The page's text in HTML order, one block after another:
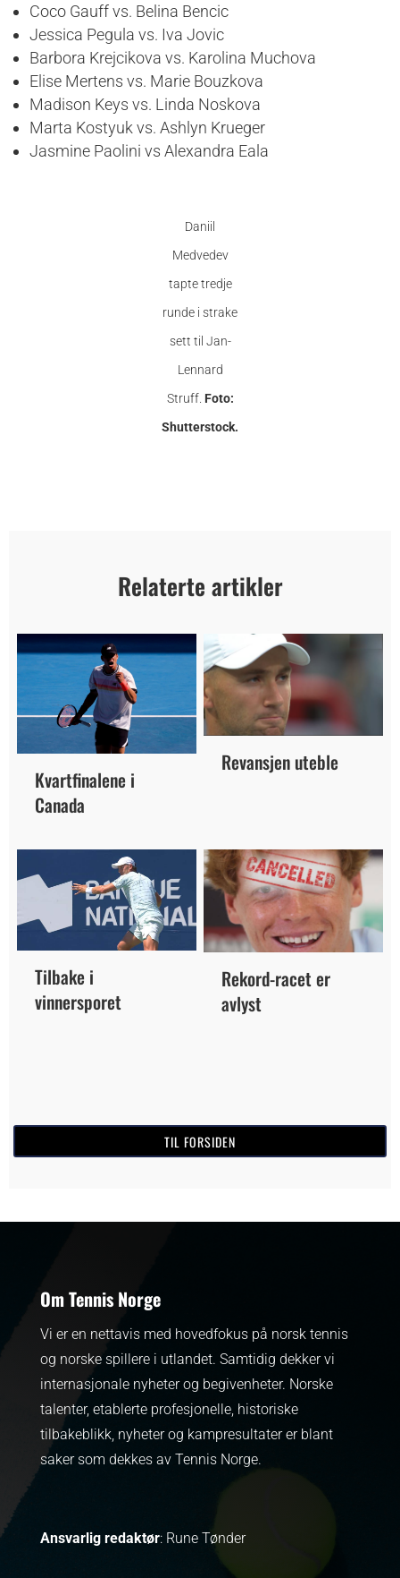
Coco Gauff vs. Belina Bencic
Jessica Pegula vs. Iva Jovic
Barbora Krejcikova vs. Karolina Muchova
Elise Mertens vs. Marie Bouzkova
Madison Keys vs. Linda Noskova
Marta Kostyuk vs. Ashlyn Krueger
Jasmine Paolini vs Alexandra Eala
Daniil
Medvedev
tapte tredje
runde i strake
sett til Jan-
Lennard
Struff. Foto:
Shutterstock.
Relaterte artikler
Kvartfinalene i
Canada
Revansjen uteble
Tilbake i
vinnersporet
Rekord-racet er
avlyst
TIL FORSIDEN
Om Tennis Norge
Vi er en nettavis med hovedfokus på norsk tennis
og norske spillere i utlandet. Samtidig dekker vi
internasjonale nyheter og begivenheter. Norske
talenter, etablerte profesjonelle, historiske
tilbakeblikk, nyheter og kampresultater er blant
saker som dekkes av Tennis Norge.
Ansvarlig redaktør: Rune Tønder